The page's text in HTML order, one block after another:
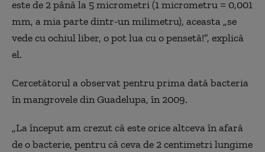
este de 2 până la 5 micrometri (1 micrometru = 0,001
mm, a mia parte dintr-un milimetru), aceasta „se
vede cu ochiul liber, o pot lua cu o pensetă!”, explică
el.
Cercetătorul a observat pentru prima dată bacteria
în mangrovele din Guadelupa, în 2009.
„La început am crezut că este orice altceva în afară
de o bacterie, pentru că ceva de 2 centimetri lungime